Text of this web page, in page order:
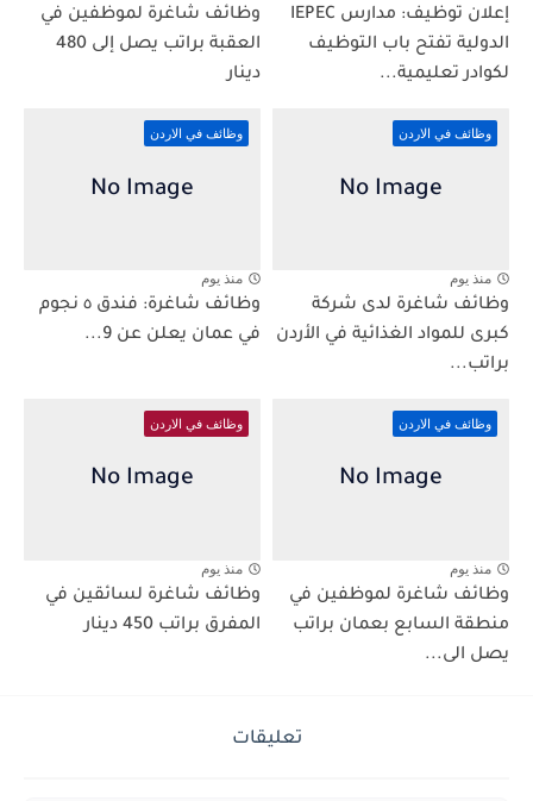
إعلان توظيف: مدارس IEPEC
الدولية تفتح باب التوظيف
لكوادر تعليمية...
وظائف شاغرة لموظفين في
العقبة براتب يصل إلى 480
دينار
وظائف في الاردن
منذ يوم
وظائف شاغرة لدى شركة
كبرى للمواد الغذائية في الأردن
براتب...
وظائف في الاردن
منذ يوم
وظائف شاغرة: فندق ٥ نجوم
في عمان يعلن عن 9...
وظائف في الاردن
منذ يوم
وظائف شاغرة لموظفين في
منطقة السابع بعمان براتب
يصل الى...
وظائف في الاردن
منذ يوم
وظائف شاغرة لسائقين في
المفرق براتب 450 دينار
تعليقات